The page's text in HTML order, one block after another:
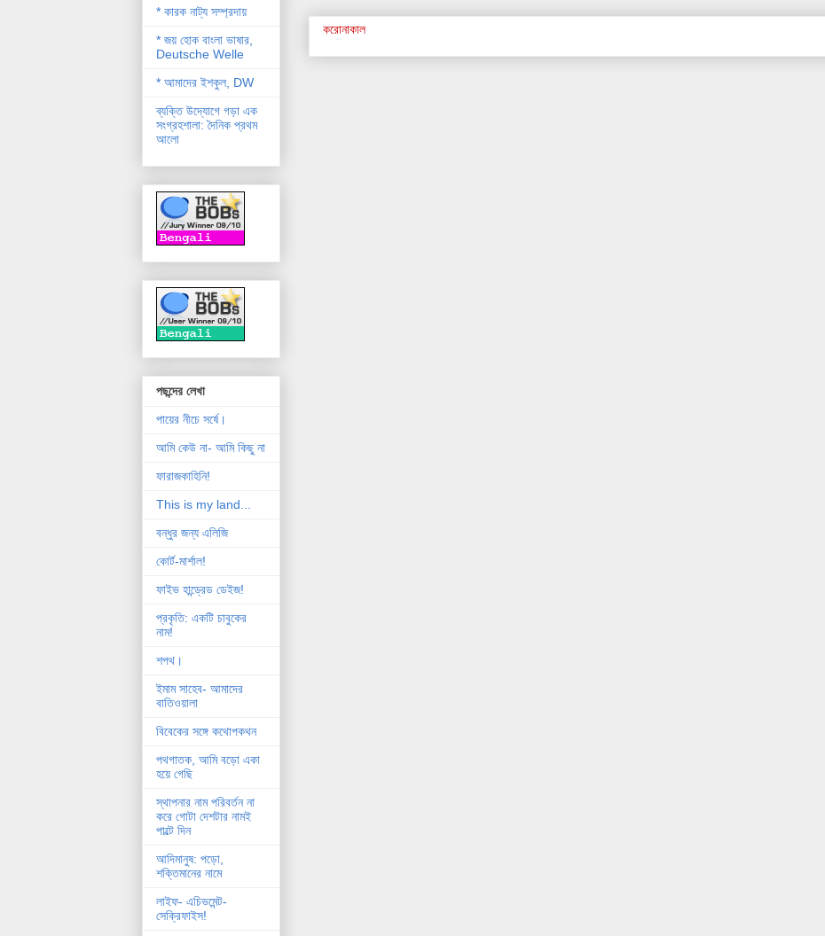
করোনাকাল
* কারক নাট্য সম্প্রদায়
* জয় হোক বাংলা ভাষার,
Deutsche Welle
* আমাদের ইশকুল, DW
ব্যক্তি উদ্যোগে গড়া এক
সংগ্রহশালা: দৈনিক প্রথম
আলো
পছন্দের লেখা
পায়ের নীচে সর্ষে।
আমি কেউ না- আমি কিছু না
ফারাজকাহিনি!
This is my land...
বন্ধুর জন্য এলিজি
কোর্ট-মার্শাল!
ফাইভ হান্ড্রেড ডেইজ!
প্রকৃতি: একটি চাবুকের
নাম!
শপথ।
ইমাম সাহেব- আমাদের
বাতিওয়ালা
বিবেকের সঙ্গে কথোপকথন
পথগাতক, আমি বড়ো একা
হয়ে গেছি
স্থাপনার নাম পরিবর্তন না
করে গোটা দেশটার নামই
পাল্টে দিন
আদিমানুষ: পড়ো,
শক্তিমানের নামে
লাইফ- এচিভমেন্ট-
সেক্রিফাইস!